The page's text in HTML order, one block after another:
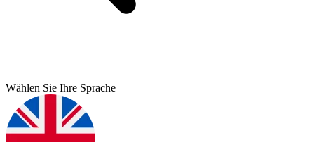
Wählen Sie Ihre Sprache